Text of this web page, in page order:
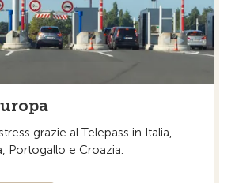
grazie al Telepass in Italia,
Portogallo e Croazia.